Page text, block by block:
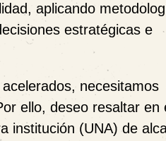
aplicando
estratégicas e
necesitamos
ello, deseo resaltar en
institución (UNA) de